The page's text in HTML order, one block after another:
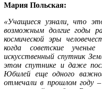
Мария Польская:
«Учащиеся узнали, что
возможным долгие годы
космической эры
когда советские
искусственный спутник
этом спутнике и даже
Юбилей еще одного
отмечали в прошлом году